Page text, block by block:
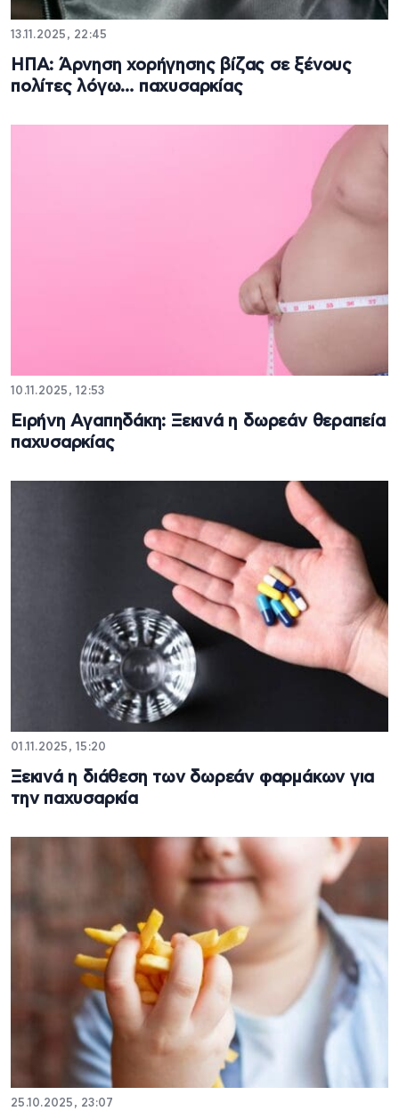
13.11.2025, 22:45
ΗΠΑ: Άρνηση χορήγησης βίζας σε ξένους
πολίτες λόγω… παχυσαρκίας
10.11.2025, 12:53
Ειρήνη Αγαπηδάκη: Ξεκινά η δωρεάν θεραπεία
παχυσαρκίας
01.11.2025, 15:20
Ξεκινά η διάθεση των δωρεάν φαρμάκων για
την παχυσαρκία
25.10.2025, 23:07